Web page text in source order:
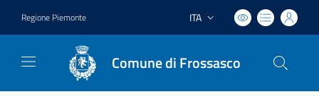
Regione Piemonte Lingua attiva:
ITA
Comune di Frossasco